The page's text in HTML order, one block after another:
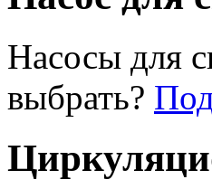
Насосы для
выбрать?